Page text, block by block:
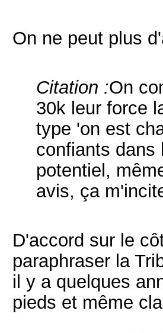
On ne peut plus
Citation :On
30k leur force
type 'on est
confiants dans
potentiel,
avis, ça
D'accord sur le
paraphraser la
il y a quelques
pieds et même